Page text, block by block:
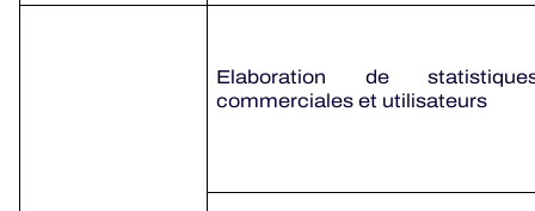
Elaboration de
commerciales et utilisateurs